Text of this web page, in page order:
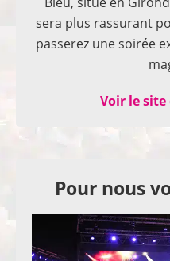
sera plus rassurant
passerez une soirée
Voir le site
Pour nous